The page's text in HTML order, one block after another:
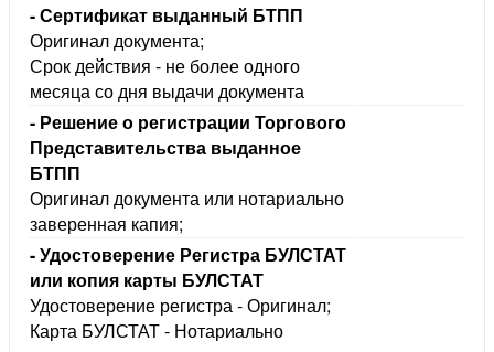
- Сертификат выданный БТПП
Оригинал документа;
Срок действия - не более одного
месяца со дня выдачи документа
- Решение о регистрации Торгового
Представительства выданное
БТПП
Оригинал документа или нотариально
заверенная капия;
- Удостоверение Регистра БУЛСТАТ
или копия карты БУЛСТАТ
Удостоверение регистра - Оригинал;
Карта БУЛСТАТ - Нотариально